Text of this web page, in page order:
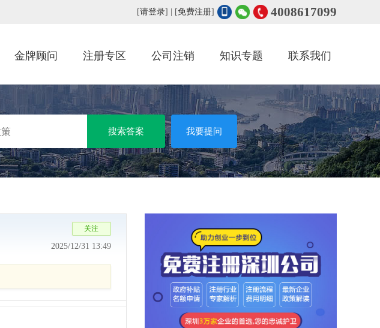
[请登录] | [免费注册] 4008617099
金牌顾问 注册专区 公司注销 知识专题 联系我们
2025/12/31 13:49